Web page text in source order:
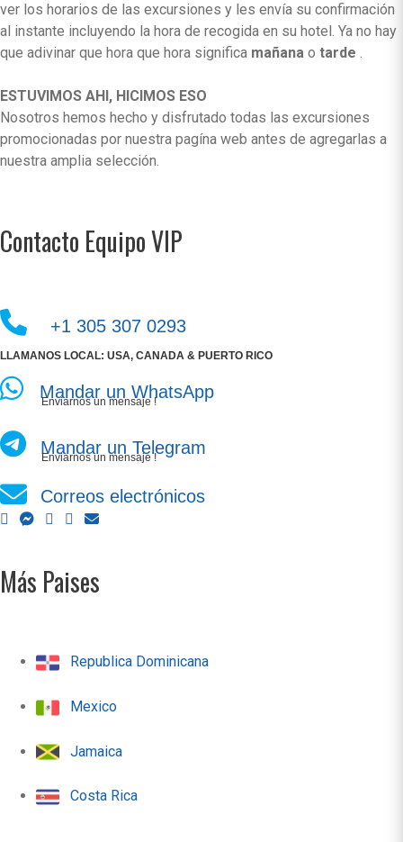
ver los horarios de las excursiones y les envía su confirmación
al instante incluyendo la hora de recogida en su hotel. Ya no hay
que adivinar que hora que hora significa mañana o tarde .
ESTUVIMOS AHI, HICIMOS ESO
Nosotros hemos hecho y disfrutado todas las excursiones
promocionadas por nuestra pagína web antes de agregarlas a
nuestra amplia selección.
Contacto Equipo VIP
+1 305 307 0293
LLAMANOS LOCAL: USA, CANADA & PUERTO RICO
Mandar un WhatsApp
Enviarnos un mensaje !
Mandar un Telegram
Enviarnos un mensaje !
Correos electrónicos
Más Paises
Republica Dominicana
Mexico
Jamaica
Costa Rica